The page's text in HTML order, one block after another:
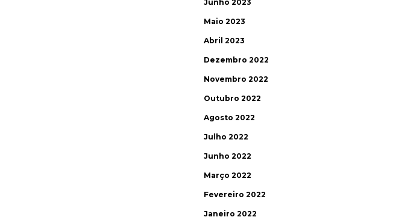
Junho 2023
Maio 2023
Abril 2023
Dezembro 2022
Novembro 2022
Outubro 2022
Agosto 2022
Julho 2022
Junho 2022
Março 2022
Fevereiro 2022
Janeiro 2022